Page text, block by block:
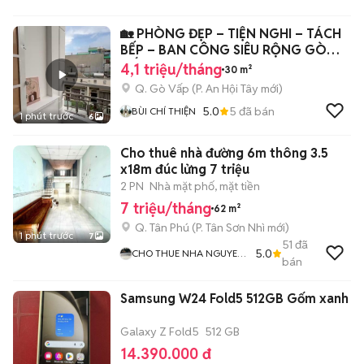
1 phút trước 6
🏡 PHÒNG ĐẸP – TIỆN NGHI – TÁCH
BẾP – BAN CÔNG SIÊU RỘNG GÒ
VẤP
4,1 triệu/tháng 30 m²
Q. Gò Vấp (P. An Hội Tây mới)
BÙI CHÍ THIỆN 5.0 5 đã bán
1 phút trước 7
Cho thuê nhà đường 6m thông 3.5
x18m đúc lửng 7 triệu
2 PN Nhà mặt phố, mặt tiền
7 triệu/tháng 62 m²
Q. Tân Phú (P. Tân Sơn Nhì mới)
CHO THUE NHA NGUYEN
5.0
51 đã
bán
Samsung W24 Fold5 512GB Gốm xanh
Galaxy Z Fold5 512 GB
14.390.000 đ